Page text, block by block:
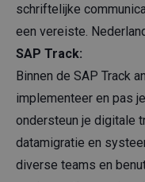
schriftelijke
een vereiste.
SAP Track:
Binnen de SAP Track
implementeer en pas
ondersteun je digitale
datamigratie en
diverse teams en